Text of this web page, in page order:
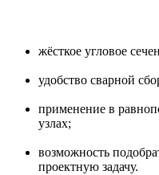
жёсткое угловое
удобство сварной
применение в
узлах;
возможность
проектную задачу.